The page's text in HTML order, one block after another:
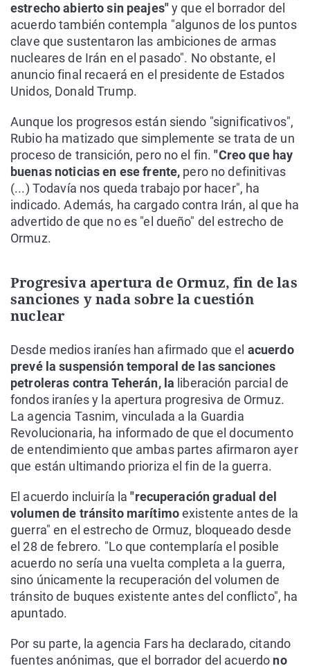
estrecho abierto sin peajes"y que el borrador del
acuerdo también contempla "algunos de los puntos
clave que sustentaron las ambiciones de armas
nucleares de Irán en el pasado". No obstante, el
anuncio final recaerá en el presidente de Estados
Unidos, Donald Trump.
Aunque los progresos están siendo "significativos",
Rubio ha matizado que simplemente se trata de un
proceso de transición, pero no el fin."Creo que hay
buenas noticias en ese frente, pero no definitivas
(...) Todavía nos queda trabajo por hacer", ha
indicado. Además, ha cargado contra Irán, al que ha
advertido de que no es "el dueño" del estrecho de
Ormuz.
Progresiva apertura de Ormuz, fin de las
sanciones y nada sobre la cuestión
nuclear
Desde medios iraníes han afirmado que el acuerdo
prevé la suspensión temporal de las sanciones
petroleras contra Teherán, la liberación parcial de
fondos iraníes y la apertura progresiva de Ormuz.
La agencia Tasnim, vinculada a la Guardia
Revolucionaria, ha informado de que el documento
de entendimiento que ambas partes afirmaron ayer
que están ultimando prioriza el fin de la guerra.
El acuerdo incluiría la"recuperación gradual del
volumen de tránsito marítimoexistente antes de la
guerra" en el estrecho de Ormuz, bloqueado desde
el 28 de febrero. "Lo que contemplaría el posible
acuerdo no sería una vuelta completa a la guerra,
sino únicamente la recuperación del volumen de
tránsito de buques existente antes del conflicto", ha
apuntado.
Por su parte, la agencia Fars ha declarado, citando
fuentes anónimas, que el borrador del acuerdo no